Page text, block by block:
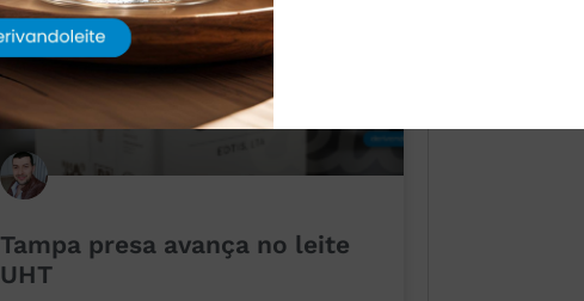
Tampa presa avança no leite
UHT